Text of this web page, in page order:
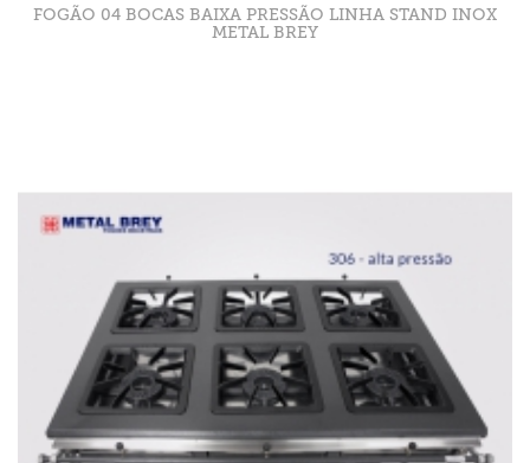
FOGÃO 04 BOCAS BAIXA PRESSÃO LINHA STAND INOX
METAL BREY